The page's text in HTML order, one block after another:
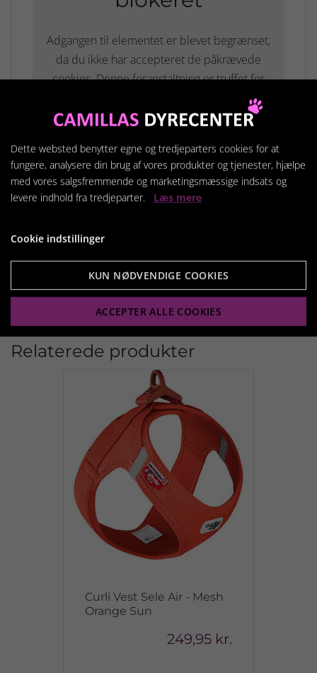
Adgangen til elementet er blevet begrænset,
da du ikke har accepteret de påkrævede
cookies. Denne foranstaltning er truffet for
databeskyttelseslovgivning. Du kan få adgang
elementet.
TILLAD COOKIES
Relaterede produkter
Curli Vest Sele Air - Mesh
Orange Sun
249,95 kr.
Dette websted benytter egne og tredjeparters cookies for at
fungere, analysere din brug af vores produkter og tjenester, hjælpe
med vores salgsfremmende og marketingsmæssige indsats og
levere indhold fra tredjeparter. Læs mere
Cookie indstillinger
KUN NØDVENDIGE COOKIES
ACCEPTER ALLE COOKIES